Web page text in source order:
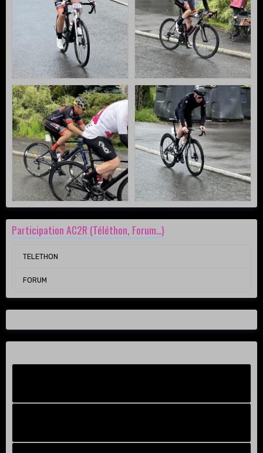
Participation AC2R (Téléthon, Forum...)
TELETHON
FORUM